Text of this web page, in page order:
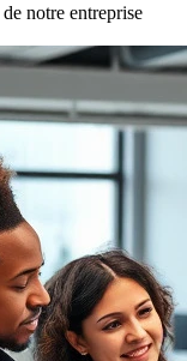
de notre entreprise